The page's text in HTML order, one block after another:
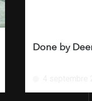
Done by